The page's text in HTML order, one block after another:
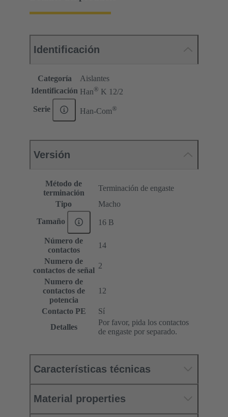
Identificación
Categoría
Aislantes
Identificación Han® K 12/2
Serie Han-Com®
Versión
Método de
terminación
Terminación de engaste
Tipo
Macho
Tamaño 16 B
Número de
contactos
14
Numero de
contactos de señal
2
Numero de
contactos de
potencia
12
Contacto PE
Sí
Detalles
Por favor, pida los contactos
de engaste por separado.
Características técnicas
Material properties